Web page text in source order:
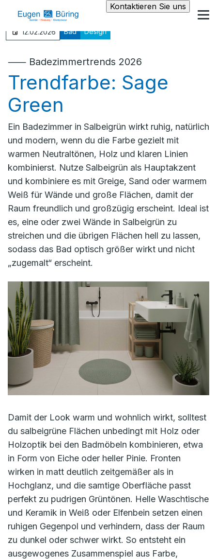
Kontaktieren Sie uns
12.02.2026 Bad Design
⸺ Badezimmertrends 2026
Trendfarbe: Sage
Green
Ein Badezimmer in Salbeigrün wirkt ruhig, natürlich
und modern, wenn du die Farbe gezielt mit
warmen Neutraltönen, Holz und klaren Linien
kombinierst. Nutze Salbeigrün als Hauptakzent
und kombiniere es mit Greige, Sand oder warmem
Weiß für Wände und große Flächen, damit der
Raum freundlich und großzügig erscheint. Ideal ist
es, eine oder zwei Wände in Salbeigrün zu
streichen und die übrigen Flächen hell zu lassen,
sodass das Bad optisch größer wirkt und nicht
„zugemalt“ erscheint.
Damit der Look warm und wohnlich wirkt, solltest
du salbeigrüne Flächen unbedingt mit Holz oder
Holzoptik bei den Badmöbeln kombinieren, etwa
in Form von Eiche oder heller Pinie. Fronten
wirken in matt deutlich zeitgemäßer als in
Hochglanz, und die samtige Oberfläche passt
perfekt zu pudrigen Grüntönen. Helle Waschtische
und Keramik in Weiß oder Elfenbein setzen einen
ruhigen Gegenpol und verhindern, dass der Raum
zu dunkel oder schwer wirkt. So entsteht ein
ausgewogenes Zusammenspiel aus Farbe,